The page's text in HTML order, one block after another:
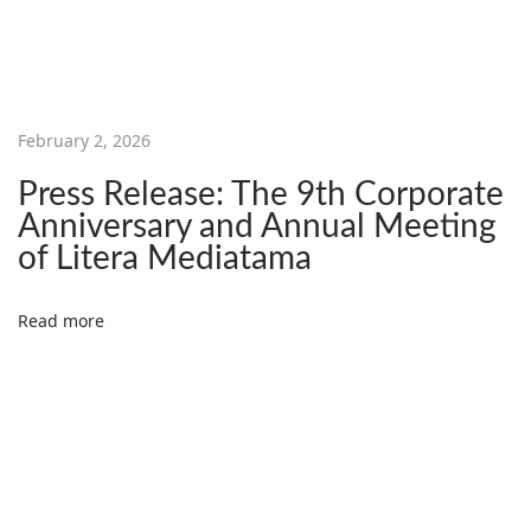
K
a
m
u
e
February 2, 2026
Press Release: The 9th Corporate
Anniversary and Annual Meeting
of Litera Mediatama
Read more